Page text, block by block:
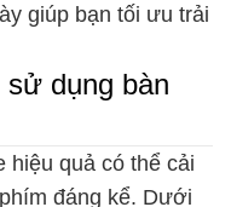
giúp bạn tối ưu trải
dụng bàn
hiệu quả có thể cải
đáng kể. Dưới